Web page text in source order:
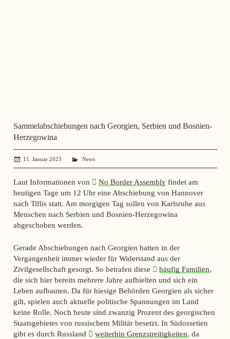
Sammelabschiebungen nach Georgien, Serbien und Bosnien-
Herzegowina
11. Januar 2023 administrator
News
Laut Informationen von No Border Assembly findet am
heutigen Tage um 12 Uhr eine Abschiebung von Hannover
nach Tiflis statt. Am morgigen Tag sollen von Karlsruhe aus
Menschen nach Serbien und Bosnien-Herzegowina
abgeschoben werden.
Gerade Abschiebungen nach Georgien hatten in der
Vergangenheit immer wieder für Widerstand aus der
Zivilgesellschaft gesorgt. So betrafen diese
häufig Familien,
die sich hier bereits mehrere Jahre aufhielten und sich ein
Leben aufbauten. Da für hiesige Behörden Georgien als sicher
gilt, spielen auch aktuelle politische Spannungen im Land
keine Rolle. Noch heute sind zwanzig Prozent des georgischen
Staatsgebietes von russischem Militär besetzt. In Südossetien
gibt es durch Russland
weiterhin Grenzstreitigkeiten, da